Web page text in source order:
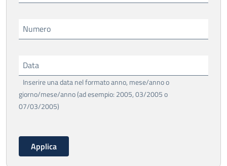
Numero
Data
Inserire una data nel formato anno, mese/anno o
giorno/mese/anno (ad esempio: 2005, 03/2005 o
07/03/2005)